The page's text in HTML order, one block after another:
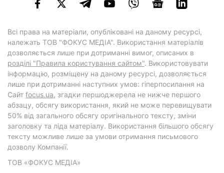
Всі права на матеріали, опубліковані на даному ресурсі,
належать ТОВ "ФОКУС МЕДІА". Використання матеріалів
дозволяється лише при дотриманні вимог, описаних в
розділі "Правила користування сайтом". Використовувати
інформацію, розміщену на даному ресурсі, дозволяється
лише при дотриманні наступних умов: гіперпосилання на
Cайт focus.ua, згадки першоджерела не нижче першого
абзацу, обсягу використання, який не може перевищувати
50% від загального обсягу оригінального тексту, зміни
заголовку та ліда матеріалу. Використання більшого обсягу
тексту можливе лише за умови отримання письмового
дозволу Компанії.
ТОВ «ФОКУС МЕДІА»